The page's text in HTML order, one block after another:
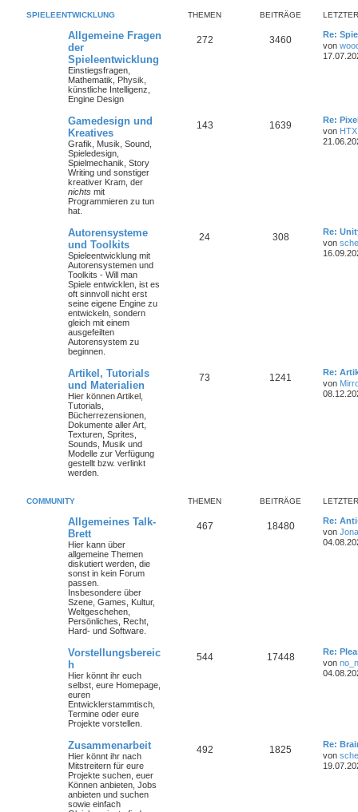
SPIELEENTWICKLUNG THEMEN BEITRÄGE
Allgemeine Fragen
der
Spieleentwicklung
Einstiegsfragen,
Mathematik, Physik,
künstliche Intelligenz,
Engine Design
272 3460
Re:
von
Gamedesign und
Kreatives
Grafik, Musik, Sound,
Spieledesign,
Spielmechanik, Story
Writing und sonstiger
kreativer Kram, der
nichts mit
Programmieren zu tun
hat.
143 1639
Re:
von HTX
Autorensysteme
und Toolkits
Spieleentwicklung mit
Autorensystemen und
Toolkits - Will man
Spiele entwicklen, ist es
oft sinnvoll nicht erst
seine eigene Engine zu
entwickeln, sondern
gleich mit einem
ausgefeilten
Autorensystem zu
beginnen.
24 308
Re:
von
Artikel, Tutorials
und Materialien
Hier können Artikel,
Tutorials,
Bücherrezensionen,
Dokumente aller Art,
Texturen, Sprites,
Sounds, Musik und
Modelle zur Verfügung
gestellt bzw. verlinkt
werden.
73 1241
Re:
von
COMMUNITY THEMEN BEITRÄGE
Allgemeines Talk-
Brett
Hier kann über
allgemeine Themen
diskutiert werden, die
sonst in kein Forum
passen.
Insbesondere über
Szene, Games, Kultur,
Weltgeschehen,
Persönliches, Recht,
Hard- und Software.
467 18480
Re:
von
Vorstellungsbereic
h
Hier könnt ihr euch
selbst, eure Homepage,
euren
Entwicklerstammtisch,
Termine oder eure
Projekte vorstellen.
544 17448
Re:
von
Zusammenarbeit
Hier könnt ihr nach
Mitstreitern für eure
Projekte suchen, euer
Können anbieten, Jobs
anbieten und suchen
sowie einfach
492 1825
Re:
von